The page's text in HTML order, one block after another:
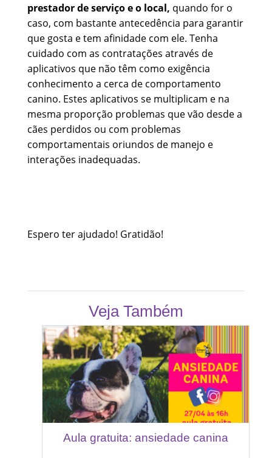
prestador de serviço e o local, quando for o
caso, com bastante antecedência para garantir
que gosta e tem afinidade com ele. Tenha
cuidado com as contratações através de
aplicativos que não têm como exigência
conhecimento a cerca de comportamento
canino. Estes aplicativos se multiplicam e na
mesma proporção problemas que vão desde a
cães perdidos ou com problemas
comportamentais oriundos de manejo e
interações inadequadas.
Espero ter ajudado! Gratidão!
Veja Também
Aula gratuita: ansiedade canina